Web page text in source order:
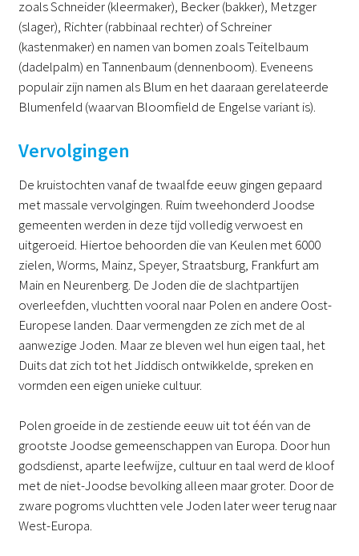
zoals Schneider (kleermaker), Becker (bakker), Metzger
(slager), Richter (rabbinaal rechter) of Schreiner
(kastenmaker) en namen van bomen zoals Teitelbaum
(dadelpalm) en Tannenbaum (dennenboom). Eveneens
populair zijn namen als Blum en het daaraan gerelateerde
Blumenfeld (waarvan Bloomfield de Engelse variant is).
Vervolgingen
De kruistochten vanaf de twaalfde eeuw gingen gepaard
met massale vervolgingen. Ruim tweehonderd Joodse
gemeenten werden in deze tijd volledig verwoest en
uitgeroeid. Hiertoe behoorden die van Keulen met 6000
zielen, Worms, Mainz, Speyer, Straatsburg, Frankfurt am
Main en Neurenberg. De Joden die de slachtpartijen
overleefden, vluchtten vooral naar Polen en andere Oost-
Europese landen. Daar vermengden ze zich met de al
aanwezige Joden. Maar ze bleven wel hun eigen taal, het
Duits dat zich tot het Jiddisch ontwikkelde, spreken en
vormden een eigen unieke cultuur.
Polen groeide in de zestiende eeuw uit tot één van de
grootste Joodse gemeenschappen van Europa. Door hun
godsdienst, aparte leefwijze, cultuur en taal werd de kloof
met de niet-Joodse bevolking alleen maar groter. Door de
zware pogroms vluchtten vele Joden later weer terug naar
West-Europa.